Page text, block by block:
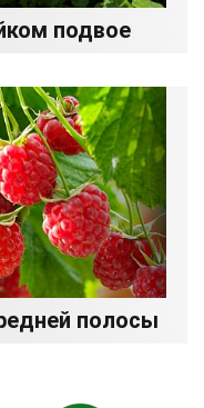
подвое
полосы